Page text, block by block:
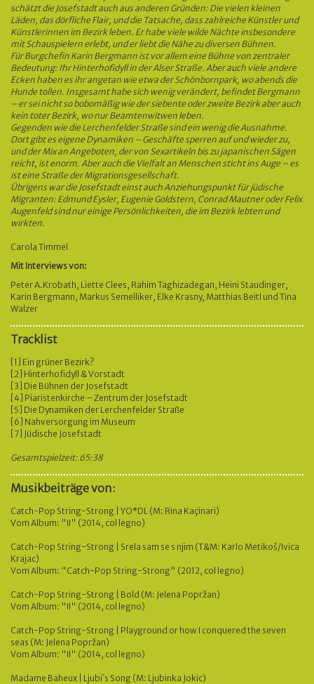
schätzt die Josefstadt auch aus anderen Gründen: Die vielen kleinen
Läden, das dörfliche Flair, und die Tatsache, dass zahlreiche Künstler und
Künstlerinnen im Bezirk leben. Er habe viele wilde Nächte insbesondere
mit Schauspielern erlebt, und er liebt die Nähe zu diversen Bühnen.
Für Burgchefin Karin Bergmann ist vor allem eine Bühne von zentraler
Bedeutung: Ihr Hinterhofidyll in der Alser Straße. Aber auch viele andere
Ecken haben es ihr angetan wie etwa der Schönbornpark, wo abends die
Hunde tollen. Insgesamt habe sich wenig verändert, befindet Bergmann
– er sei nicht so bobomäßig wie der siebente oder zweite Bezirk aber auch
kein toter Bezirk, wo nur Beamtenwitwen leben.
Gegenden wie die Lerchenfelder Straße sind ein wenig die Ausnahme.
Dort gibt es eigene Dynamiken – Geschäfte sperren auf und wieder zu,
und der Mix an Angeboten, der von Sexartikeln bis zu japanischen Sägen
reicht, ist enorm. Aber auch die Vielfalt an Menschen sticht ins Auge – es
ist eine Straße der Migrationsgesellschaft.
Übrigens war die Josefstadt einst auch Anziehungspunkt für jüdische
Migranten: Edmund Eysler, Eugenie Goldstern, Conrad Mautner oder Felix
Augenfeld sind nur einige Persönlichkeiten, die im Bezirk lebten und
wirkten.
Carola Timmel
Mit Interviews von:
Peter A.Krobath, Liette Clees, Rahim Taghizadegan, Heini Staudinger,
Karin Bergmann, Markus Semelliker, Elke Krasny, Matthias Beitl und Tina
Walzer
Tracklist
[1] Ein grüner Bezirk?
[2] Hinterhofidyll & Vorstadt
[3] Die Bühnen der Josefstadt
[4] Piaristenkirche – Zentrum der Josefstadt
[5] Die Dynamiken der Lerchenfelder Straße
[6] Nahversorgung im Museum
[7] Jüdische Josefstadt
Gesamtspielzeit: 65:38
Musikbeiträge von:
Catch-Pop String-Strong | YO*DL (M: Rina Kaçinari)
Vom Album: "II" (2014, col legno)
Catch-Pop String-Strong | Srela sam se s njim (T&M: Karlo Metikoš/Ivica
Krajac)
Vom Album: "Catch-Pop String-Strong" (2012, col legno)
Catch-Pop String-Strong | Bold (M: Jelena Popržan)
Vom Album: "II" (2014, col legno)
Catch-Pop String-Strong | Playground or how I conquered the seven
seas (M: Jelena Popržan)
Vom Album: "II" (2014, col legno)
Madame Baheux | Ljubi´s Song (M: Ljubinka Jokic)